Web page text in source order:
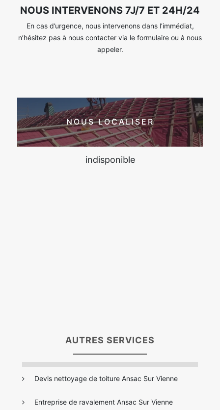
NOUS INTERVENONS 7J/7 ET 24H/24
En cas d’urgence, nous intervenons dans l’immédiat,
n’hésitez pas à nous contacter via le formulaire ou à nous
appeler.
NOUS LOCALISER
indisponible
AUTRES SERVICES
Devis nettoyage de toiture Ansac Sur Vienne
Entreprise de ravalement Ansac Sur Vienne